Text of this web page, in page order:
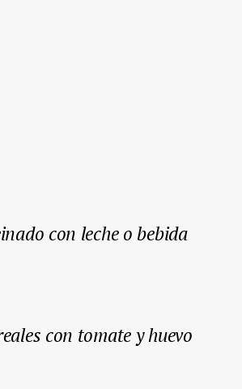
con leche o bebida
con tomate y huevo